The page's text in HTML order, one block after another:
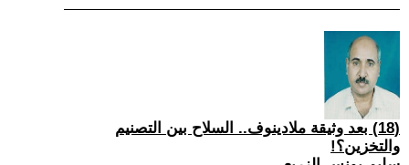
(18) بعد وثيقة ملادينوف.. السلاح بين التصنيم
والتخزين؟!